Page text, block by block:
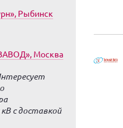
Рыбинск
Москва
с доставкой